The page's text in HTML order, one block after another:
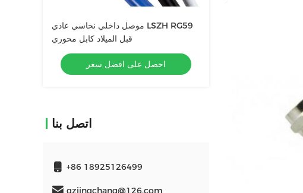
موصل داخلي نحاسي عادي LSZH RG59
قبل الميلاد كابل محوري
احصل على افضل سعر
اتصل بنا
+86 18925126499
gzjingchang@126.com